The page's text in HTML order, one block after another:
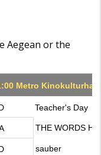
Aegean or the
Metro
Teacher's Day
THE WORDS
sauber